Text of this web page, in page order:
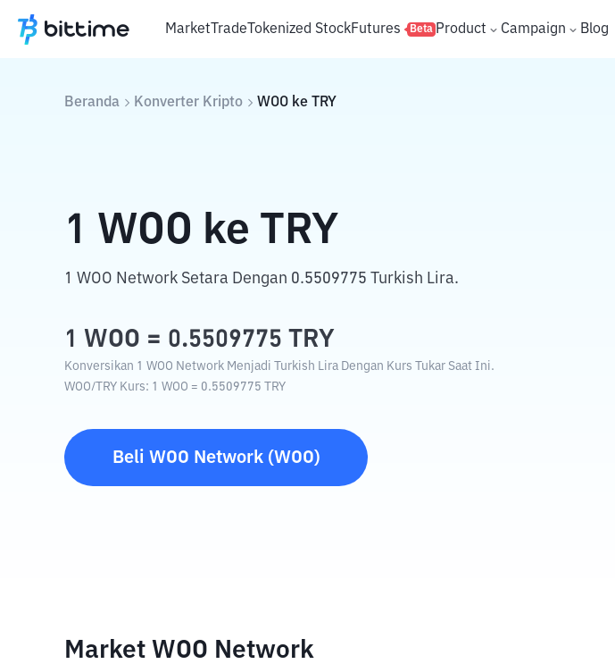
MarketTradeTokenized StockFutures Beta Product Campaign Blog
Beranda Konverter Kripto WOO ke TRY
1 WOO ke TRY
1 WOO Network Setara Dengan 0.5509775 Turkish Lira.
1 WOO = 0.5509775 TRY
Konversikan 1 WOO Network Menjadi Turkish Lira Dengan Kurs Tukar Saat Ini.
WOO/ TRY Kurs: 1 WOO = 0.5509775 TRY
Beli WOO Network(WOO)
Market WOO Network